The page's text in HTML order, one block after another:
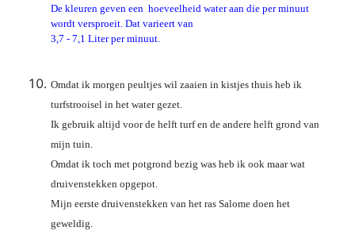
De kleuren geven een hoeveelheid water aan die per minuut
wordt versproeit. Dat varieert van
3,7 - 7,1 Liter per minuut.
Omdat ik morgen peultjes wil zaaien in kistjes thuis heb ik
turfstrooisel in het water gezet.
Ik gebruik altijd voor de helft turf en de andere helft grond van
mijn tuin.
Omdat ik toch met potgrond bezig was heb ik ook maar wat
druivenstekken opgepot.
Mijn eerste druivenstekken van het ras Salome doen het
geweldig.